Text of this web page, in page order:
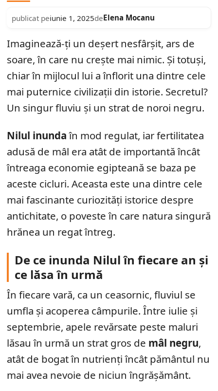
publicat peiunie 1, 2025deElena Mocanu
Imaginează-ți un deșert nesfârșit, ars de
soare, în care nu crește mai nimic. Și totuși,
chiar în mijlocul lui a înflorit una dintre cele
mai puternice civilizații din istorie. Secretul?
Un singur fluviu și un strat de noroi negru.
Nilul inundaîn mod regulat, iar fertilitatea
adusă de mâl era atât de importantă încât
întreaga economie egipteană se baza pe
aceste cicluri. Aceasta este una dintre cele
mai fascinante curiozități istorice despre
antichitate, o poveste în care natura singură
hrănea un regat întreg.
De ce inunda Nilul în fiecare an și
ce lăsa în urmă
În fiecare vară, ca un ceasornic, fluviul se
umfla și acoperea câmpurile. Între iulie și
septembrie, apele revărsate peste maluri
lăsau în urmă un strat gros de mâl negru,
atât de bogat în nutrienți încât pământul nu
mai avea nevoie de niciun îngrășământ.